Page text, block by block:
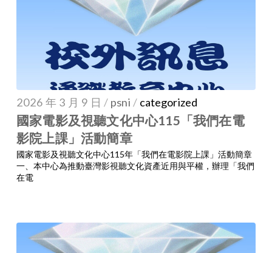
2026 年 3 月 9 日 / psni / categorized
國家電影及視聽文化中心115「我們在電
影院上課」活動簡章
國家電影及視聽文化中心115年「我們在電影院上課」活動簡章
一、本中心為推動臺灣影視聽文化資產近用與平權，辦理「我們
在電